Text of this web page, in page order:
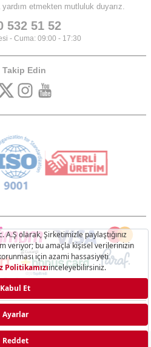
etmekten mutluluk duyarız.
532 51 52
- Cuma: 09:00 - 17:30
Takip Edin
San. Ve Dış Tic. A.Ş. Tüm hakları saklıdır.
Hazırlanmıştır.